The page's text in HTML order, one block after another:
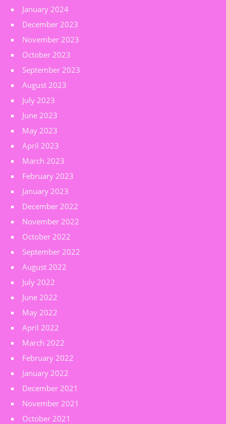
January 2024
December 2023
November 2023
October 2023
September 2023
August 2023
July 2023
June 2023
May 2023
April 2023
March 2023
February 2023
January 2023
December 2022
November 2022
October 2022
September 2022
August 2022
July 2022
June 2022
May 2022
April 2022
March 2022
February 2022
January 2022
December 2021
November 2021
October 2021